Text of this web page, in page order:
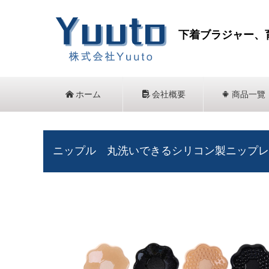
下着ブラジャー
낀 ホーム 넖 会社概要 끒 商品一覽
ニップル 丸洗いできるシリコン製ニップ